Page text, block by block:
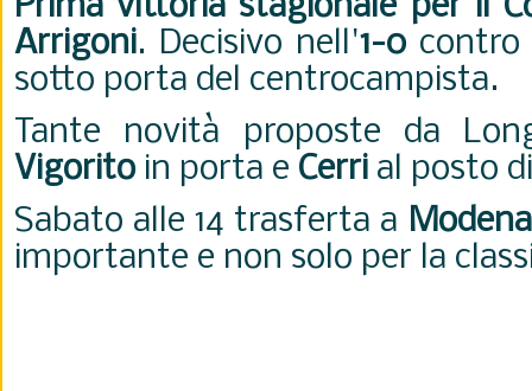
Prima vittoria stagionale per il
Arrigoni. Decisivo nell'1-0
sotto porta del centrocampista.
Tante novità proposte da
Vigoritoin porta e Cerri al posto
Sabato alle 14 trasferta a Modena
importante e non solo per la